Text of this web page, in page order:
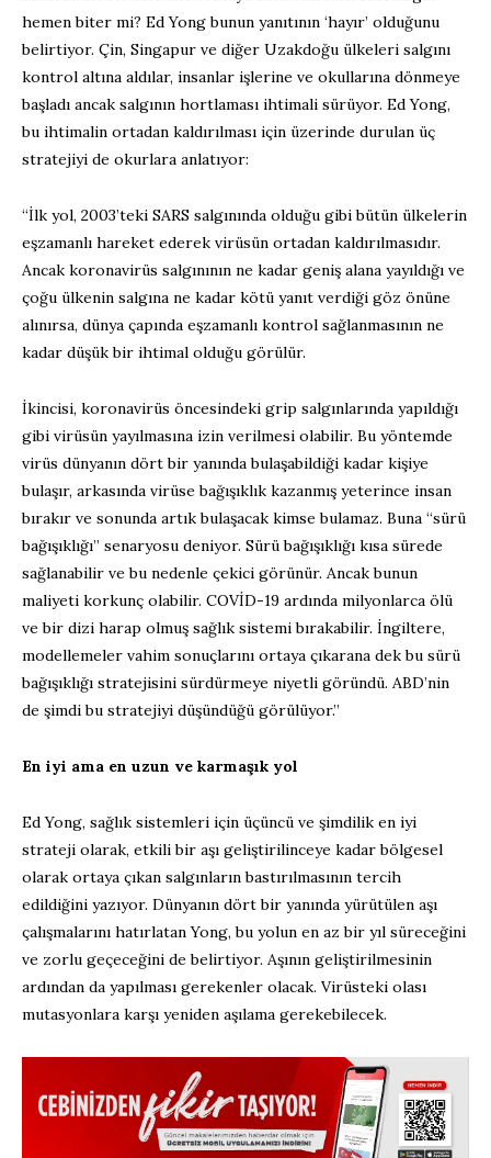
hemen biter mi? Ed Yong bunun yanıtının ‘hayır’ olduğunu
belirtiyor. Çin, Singapur ve diğer Uzakdoğu ülkeleri salgını
kontrol altına aldılar, insanlar işlerine ve okullarına dönmeye
başladı ancak salgının hortlaması ihtimali sürüyor. Ed Yong,
bu ihtimalin ortadan kaldırılması için üzerinde durulan üç
stratejiyi de okurlara anlatıyor:
“İlk yol, 2003’teki SARS salgınında olduğu gibi bütün ülkelerin
eşzamanlı hareket ederek virüsün ortadan kaldırılmasıdır.
Ancak koronavirüs salgınının ne kadar geniş alana yayıldığı ve
çoğu ülkenin salgına ne kadar kötü yanıt verdiği göz önüne
alınırsa, dünya çapında eşzamanlı kontrol sağlanmasının ne
kadar düşük bir ihtimal olduğu görülür.
İkincisi, koronavirüs öncesindeki grip salgınlarında yapıldığı
gibi virüsün yayılmasına izin verilmesi olabilir. Bu yöntemde
virüs dünyanın dört bir yanında bulaşabildiği kadar kişiye
bulaşır, arkasında virüse bağışıklık kazanmış yeterince insan
bırakır ve sonunda artık bulaşacak kimse bulamaz. Buna “sürü
bağışıklığı” senaryosu deniyor. Sürü bağışıklığı kısa sürede
sağlanabilir ve bu nedenle çekici görünür. Ancak bunun
maliyeti korkunç olabilir. COVİD-19 ardında milyonlarca ölü
ve bir dizi harap olmuş sağlık sistemi bırakabilir. İngiltere,
modellemeler vahim sonuçlarını ortaya çıkarana dek bu sürü
bağışıklığı stratejisini sürdürmeye niyetli göründü. ABD’nin
de şimdi bu stratejiyi düşündüğü görülüyor.”
En iyi ama en uzun ve karmaşık yol
Ed Yong, sağlık sistemleri için üçüncü ve şimdilik en iyi
strateji olarak, etkili bir aşı geliştirilinceye kadar bölgesel
olarak ortaya çıkan salgınların bastırılmasının tercih
edildiğini yazıyor. Dünyanın dört bir yanında yürütülen aşı
çalışmalarını hatırlatan Yong, bu yolun en az bir yıl süreceğini
ve zorlu geçeceğini de belirtiyor. Aşının geliştirilmesinin
ardından da yapılması gerekenler olacak. Virüsteki olası
mutasyonlara karşı yeniden aşılama gerekebilecek.